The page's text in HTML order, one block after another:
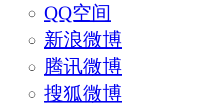
QQ空间
新浪微博
腾讯微博
搜狐微博